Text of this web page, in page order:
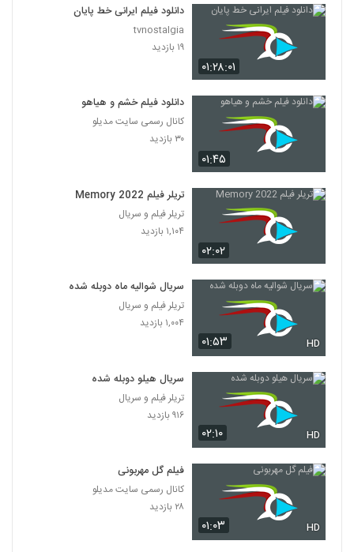
۰۱:۲۸:۰۱
دانلود فیلم ایرانی خط پایان
tvnostalgia
۱۹ بازدید
۰۱:۴۵
دانلود فیلم خشم و هیاهو
کانال رسمی سایت مدیلو
۳۰ بازدید
۰۲:۰۲
تریلر فیلم Memory 2022
تریلر فیلم و سریال
۱,۱۰۴ بازدید
۰۱:۵۳ HD
سریال شوالیه ماه دوبله شده
تریلر فیلم و سریال
۱,۰۰۴ بازدید
۰۲:۱۰ HD
سریال هیلو دوبله شده
تریلر فیلم و سریال
۹۱۶ بازدید
۰۱:۰۳ HD
فیلم گل مهربونی
کانال رسمی سایت مدیلو
۲۸ بازدید